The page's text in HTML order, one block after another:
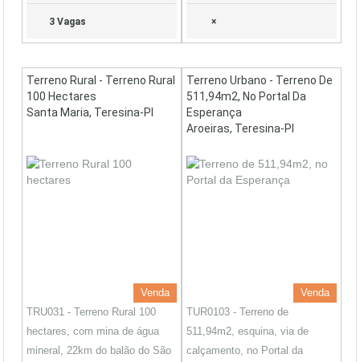
3 Vagas ×
Terreno Rural - Terreno Rural
100 Hectares
Santa Maria, Teresina-PI
Venda
TRU031 - Terreno Rural 100
hectares, com mina de água
mineral, 22km do balão do São
Terreno Urbano - Terreno De
511,94m2, No Portal Da
Esperança
Aroeiras, Teresina-PI
Venda
TUR0103 - Terreno de
511,94m2, esquina, via de
calçamento, no Portal da